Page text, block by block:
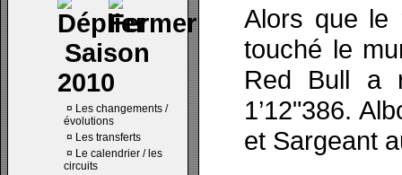
Saison
2010
¤ Les changements /
évolutions
¤ Les transferts
¤ Le calendrier / les
circuits
Alors que le
touché le
Red Bull a
1’12"386.
et Sargeant